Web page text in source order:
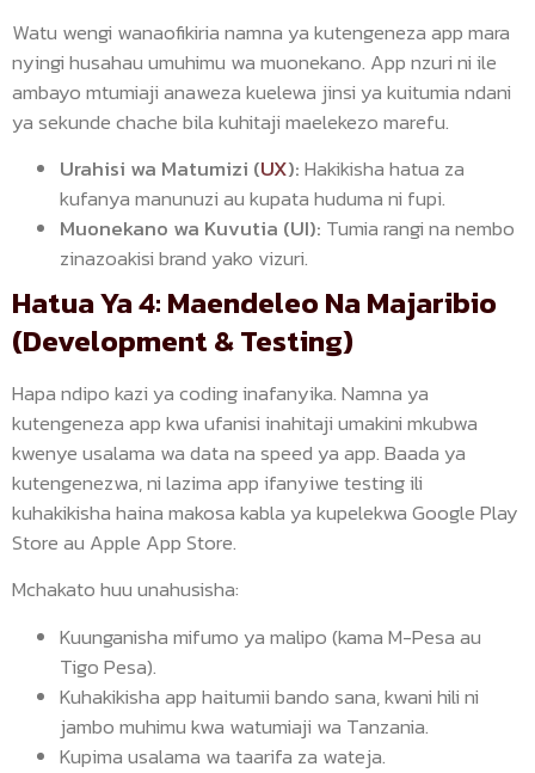
Watu wengi wanaofikiria namna ya kutengeneza app mara
nyingi husahau umuhimu wa muonekano. App nzuri ni ile
ambayo mtumiaji anaweza kuelewa jinsi ya kuitumia ndani
ya sekunde chache bila kuhitaji maelekezo marefu.
Urahisi wa Matumizi (UX):Hakikisha hatua za
kufanya manunuzi au kupata huduma ni fupi.
Muonekano wa Kuvutia (UI): Tumia rangi na nembo
zinazoakisi brand yako vizuri.
Hatua Ya 4: Maendeleo Na Majaribio
(Development & Testing)
Hapa ndipo kazi ya coding inafanyika. Namna ya
kutengeneza app kwa ufanisi inahitaji umakini mkubwa
kwenye usalama wa data na speed ya app. Baada ya
kutengenezwa, ni lazima app ifanyiwe testing ili
kuhakikisha haina makosa kabla ya kupelekwa Google Play
Store au Apple App Store.
Mchakato huu unahusisha:
Kuunganisha mifumo ya malipo (kama M-Pesa au
Tigo Pesa).
Kuhakikisha app haitumii bando sana, kwani hili ni
jambo muhimu kwa watumiaji wa Tanzania.
Kupima usalama wa taarifa za wateja.